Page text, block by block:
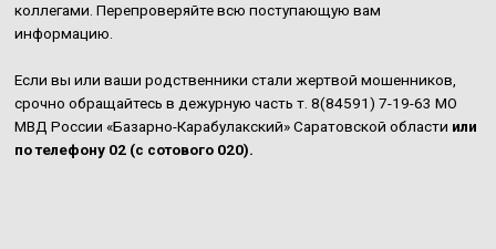
коллегами. Перепроверяйте всю поступающую вам
информацию.
Если вы или ваши родственники стали жертвой мошенников,
срочно обращайтесь в дежурную часть т. 8(84591) 7-19-63 МО
МВД России «Базарно-Карабулакский» Саратовской области или
по телефону 02 (с сотового 020).